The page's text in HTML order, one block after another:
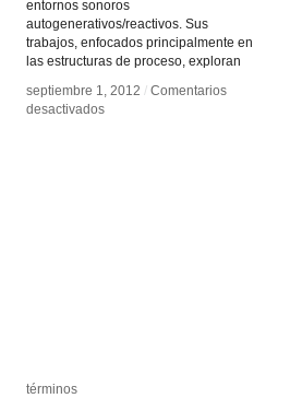
entornos sonoros
autogenerativos/reactivos. Sus
trabajos, enfocados principalmente en
las estructuras de proceso, exploran
septiembre 1, 2012 / Comentarios
desactivadosen
septiembre 1, 2012 / Comentarios
desactivadosen
términos
términos